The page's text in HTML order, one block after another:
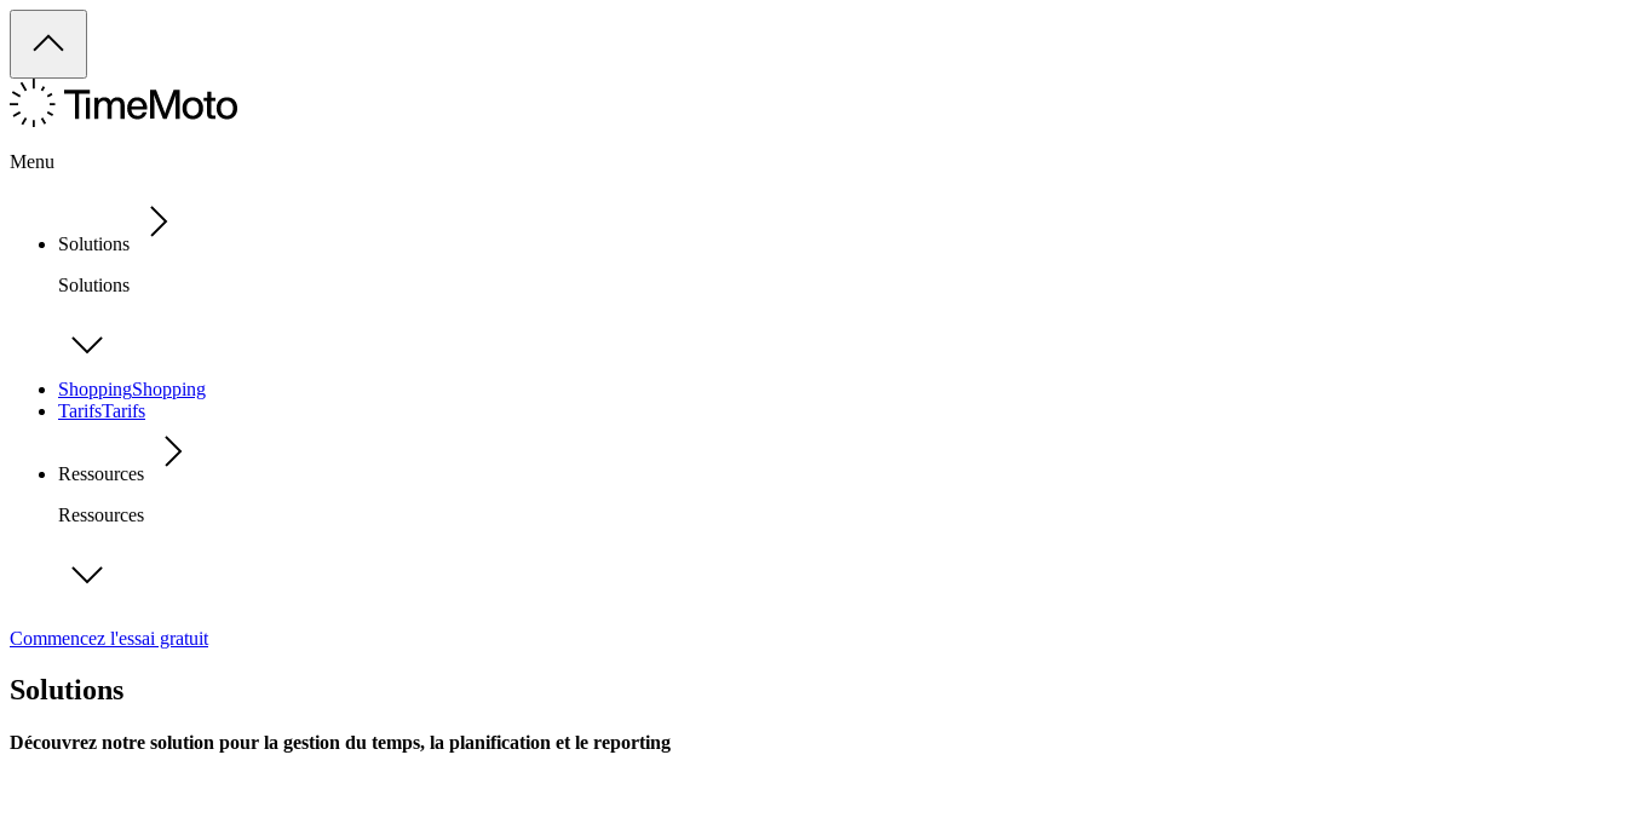
Menu
Solutions
Solutions
ShoppingShopping
TarifsTarifs
Ressources
Ressources
Commencez l'essai gratuit
Solutions
Découvrez notre solution pour la gestion du temps, la planification et le reporting